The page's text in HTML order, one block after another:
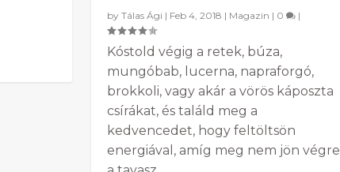
by Tálas Ági | Feb 4, 2018 | Magazin | 0 |
Kóstold végig a retek, búza,
mungóbab, lucerna, napraforgó,
brokkoli, vagy akár a vörös káposzta
csírákat, és találd meg a
kedvencedet, hogy feltöltsön
energiával, amíg meg nem jön végre